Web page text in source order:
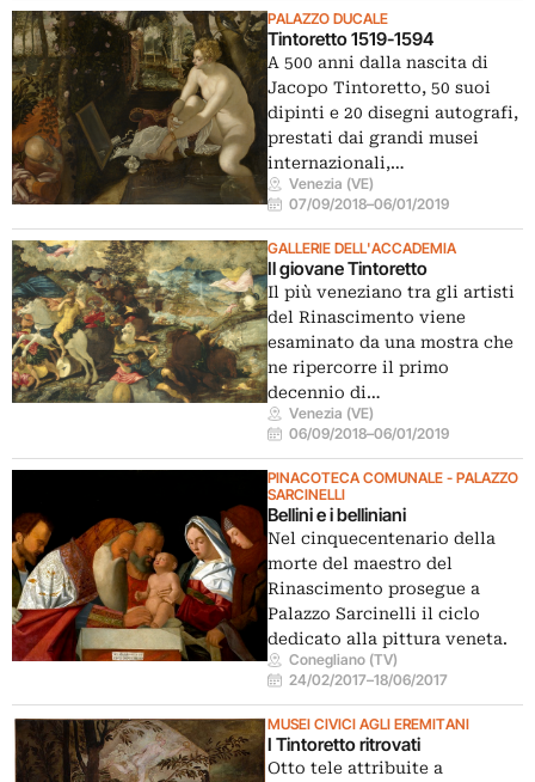
PALAZZO DUCALE
Tintoretto 1519-1594
A 500 anni dalla nascita di
Jacopo Tintoretto, 50 suoi
dipinti e 20 disegni autografi,
prestati dai grandi musei
internazionali,…
Venezia (VE)
07/09/2018–06/01/2019
GALLERIE DELL'ACCADEMIA
Il giovane Tintoretto
Il più veneziano tra gli artisti
del Rinascimento viene
esaminato da una mostra che
ne ripercorre il primo
decennio di…
Venezia (VE)
06/09/2018–06/01/2019
PINACOTECA COMUNALE - PALAZZO
SARCINELLI
Bellini e i belliniani
Nel cinquecentenario della
morte del maestro del
Rinascimento prosegue a
Palazzo Sarcinelli il ciclo
dedicato alla pittura veneta.
Conegliano (TV)
24/02/2017–18/06/2017
MUSEI CIVICI AGLI EREMITANI
I Tintoretto ritrovati
Otto tele attribuite a